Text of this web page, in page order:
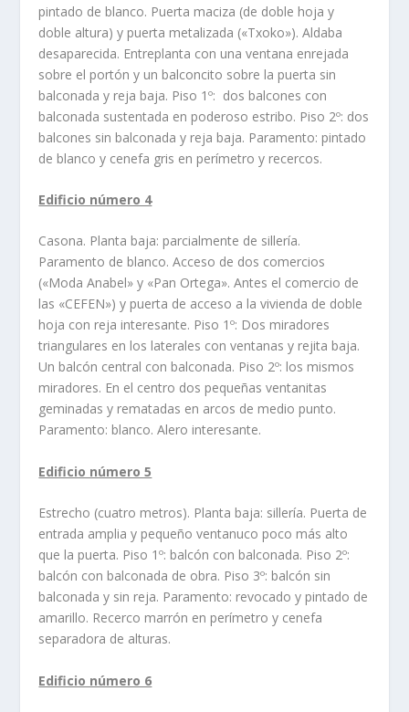
pintado de blanco. Puerta maciza (de doble hoja y
doble altura) y puerta metalizada («Txoko»). Aldaba
desaparecida. Entreplanta con una ventana enrejada
sobre el portón y un balconcito sobre la puerta sin
balconada y reja baja. Piso 1º: dos balcones con
balconada sustentada en poderoso estribo. Piso 2º: dos
balcones sin balconada y reja baja. Paramento: pintado
de blanco y cenefa gris en perí­metro y recercos.
Edificio número 4
Casona. Planta baja: parcialmente de sillerí­a.
Paramento de blanco. Acceso de dos comercios
(«Moda Anabel» y «Pan Ortega». Antes el comercio de
las «CEFEN») y puerta de acceso a la vivienda de doble
hoja con reja interesante. Piso 1º: Dos miradores
triangulares en los laterales con ventanas y rejita baja.
Un balcón central con balconada. Piso 2º: los mismos
miradores. En el centro dos pequeñas ventanitas
geminadas y rematadas en arcos de medio punto.
Paramento: blanco. Alero interesante.
Edificio número 5
Estrecho (cuatro metros). Planta baja: sillerí­a. Puerta de
entrada amplia y pequeño ventanuco poco más alto
que la puerta. Piso 1º: balcón con balconada. Piso 2º:
balcón con balconada de obra. Piso 3º: balcón sin
balconada y sin reja. Paramento: revocado y pintado de
amarillo. Recerco marrón en perí­metro y cenefa
separadora de alturas.
Edificio número 6